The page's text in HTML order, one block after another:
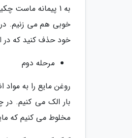
به 1 پیمانه ماست
خوبی هم می زنیم. در
خود حذف کنید که در
مرحله دوم
روغن مایع را به
بار الک می کنیم. در
مخلوط می کنیم که